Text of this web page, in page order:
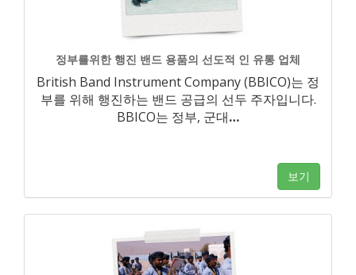
정부를위한 행진 밴드 용품의 선도적 인 유통 업체
British Band Instrument Company (BBICO)는 정
부를 위해 행진하는 밴드 공급의 선두 주자입니다.
BBICO는 정부, 군대…
보기